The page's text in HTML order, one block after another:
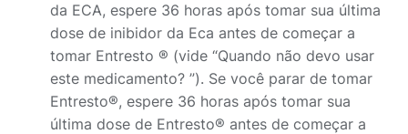
da ECA, espere 36 horas após tomar sua última
dose de inibidor da Eca antes de começar a
tomar Entresto ® (vide “Quando não devo usar
este medicamento? ”). Se você parar de tomar
Entresto®, espere 36 horas após tomar sua
última dose de Entresto® antes de começar a